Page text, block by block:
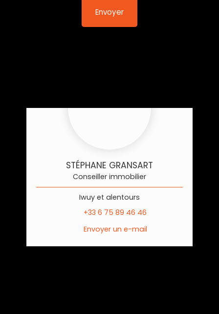
Envoyer
STÉPHANE GRANSART
Conseiller immobilier
Iwuy et alentours
+33 6 75 89 46 46
Envoyer un e-mail